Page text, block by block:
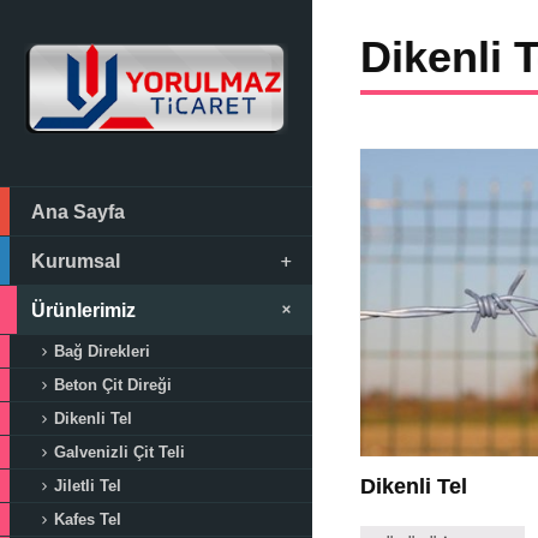
Ana Sayfa
Kurumsal
Ürünlerimiz
Bağ Direkleri
Beton Çit Direği
Dikenli Tel
Galvenizli Çit Teli
Jiletli Tel
Kafes Tel
Dikenli
Dikenli Tel